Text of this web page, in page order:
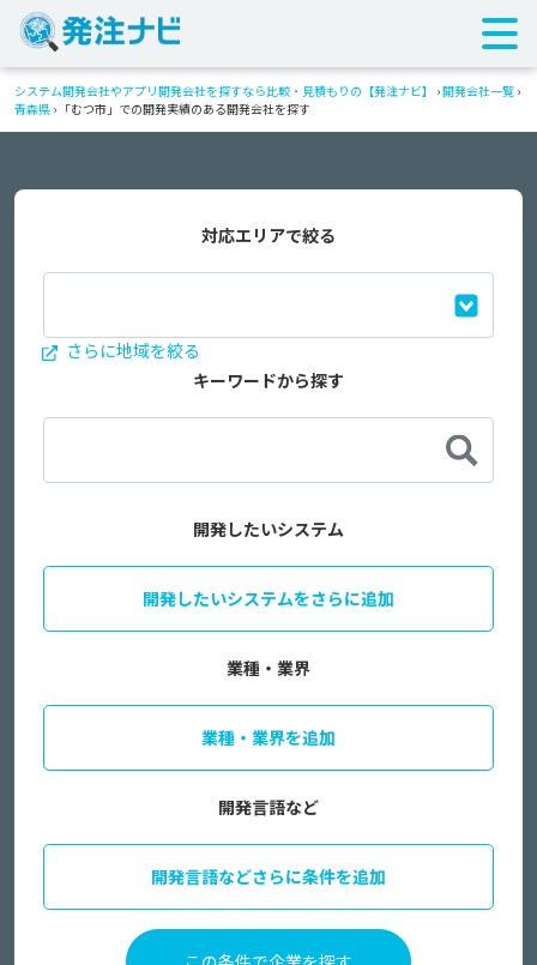
システム開発会社やアプリ開発会社を探すなら比較・見積もりの【発注ナビ】 ›開発会社一覧 ›
青森県 › 「むつ市」での開発実績のある開発会社を探す
対応エリアで絞る
さらに地域を絞る
キーワードから探す
開発したいシステム
開発したいシステムをさらに追加
業種・業界
業種・業界を追加
開発言語など
開発言語などさらに条件を追加